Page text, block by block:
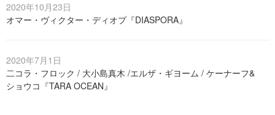
2020年10月23日
オマー・ヴィクター・ディオプ『DIASPORA』
2020年7月1日
二コラ・フロック / 大小島真木 /エルザ・ギヨーム / ケーナーフ&
ショウコ『TARA OCEAN』